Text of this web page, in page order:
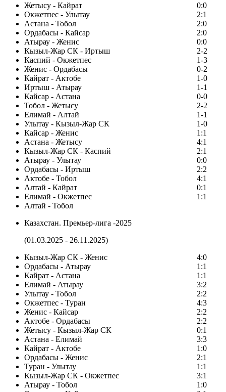
Жетысу - Кайрат
0:0
Окжетпес - Улытау
2:1
Астана - Тобол
2:0
Ордабасы - Кайсар
2:0
Атырау - Женис
0:0
Кызыл-Жар СК - Иртыш
2-2
Каспий - Окжетпес
1-3
Женис - Ордабасы
0-2
Кайрат - Актобе
1-0
Иртыш - Атырау
1-1
Кайсар - Астана
0-0
Тобол - Жетысу
2-2
Елимай - Алтай
1-1
Улытау - Кызыл-Жар СК
1-0
Кайсар - Женис
1:1
Астана - Жетысу
4:1
Кызыл-Жар СК - Каспий
2:1
Атырау - Улытау
0:0
Ордабасы - Иртыш
2:2
Актобе - Тобол
4:1
Алтай - Кайрат
0:1
Елимай - Окжетпес
1:1
Алтай - Тобол
Казахстан. Премьер-лига -2025
(01.03.2025 - 26.11.2025)
Кызыл-Жар СК - Женис
4:0
Ордабасы - Атырау
1:1
Кайрат - Астана
1:1
Елимай - Атырау
3:2
Улытау - Тобол
2:2
Окжетпес - Туран
4:3
Женис - Кайсар
2:2
Актобе - Ордабасы
2:2
Жетысу - Кызыл-Жар СК
0:1
Астана - Елимай
3:3
Кайрат - Актобе
1:0
Ордабасы - Женис
2:1
Туран - Улытау
1:1
Кызыл-Жар СК - Окжетпес
3:1
Атырау - Тобол
1:0